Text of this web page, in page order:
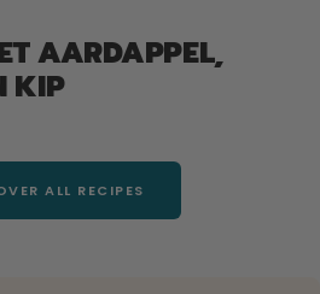
AARDAPPEL,
KIP
ALL RECIPES